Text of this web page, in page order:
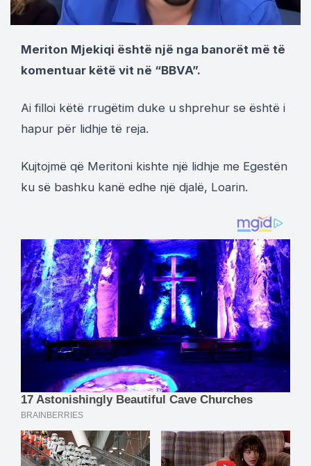
Meriton Mjekiqi është një nga banorët më të
komentuar këtë vit në “BBVA”.
Ai filloi këtë rrugëtim duke u shprehur se është i
hapur për lidhje të reja.
Kujtojmë që Meritoni kishte një lidhje me Egestën
ku së bashku kanë edhe një djalë, Loarin.